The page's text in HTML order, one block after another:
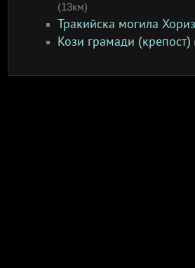
(13км)
Тракийска могила
Кози грамади (крепост)